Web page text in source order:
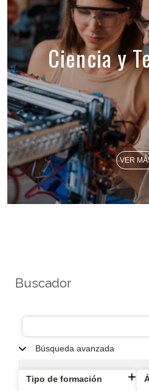
Ciencia y
VER
Buscador
Búsqueda avanzada
Tipo de formación